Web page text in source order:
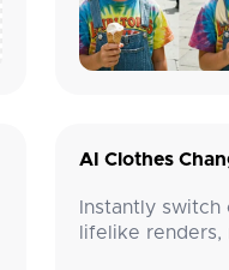
AI Clothes
Instantly
lifelike